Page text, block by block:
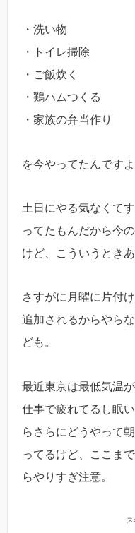
・洗い物
・トイレ掃除
・ご飯炊く
・鶏ハムつくる
・家族の弁当作り
を今やってたんですよ
土日にやる気なくて
ってたもんだから今
けど、こういうとき
さすがに月曜に片付
追加されるからやら
ども。
最近東京は最低気温
仕事で疲れてるし眠
らさらにどうやって
ってるけど、ここま
らやりすぎ注意。